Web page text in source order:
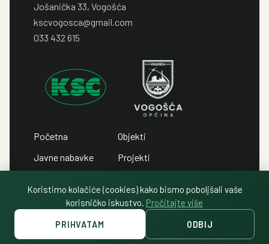
Jošanička 33, Vogošća
kscvogosca@gmail.com
033 432 615
Početna
Javne nabavke
Javni oglasi
Objekti
Projekti
Politika privatnosti
Koristimo kolačiće (cookies) kako bismo poboljšali vaše
korisničko iskustvo. Pročitajte više
PRIHVATAM ODBIJ